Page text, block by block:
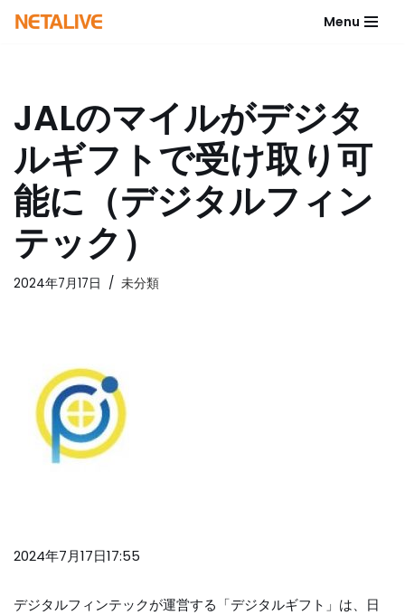
ツ
へ
ス
キ
ッ
プ
Menu
JALのマイルがデジタ
ルギフトで受け取り可
能に（デジタルフィン
テック）
2024年7月17日 未分類
2024年7月17日17:55
デジタルフィンテックが運営する「デジタルギフト」は、日